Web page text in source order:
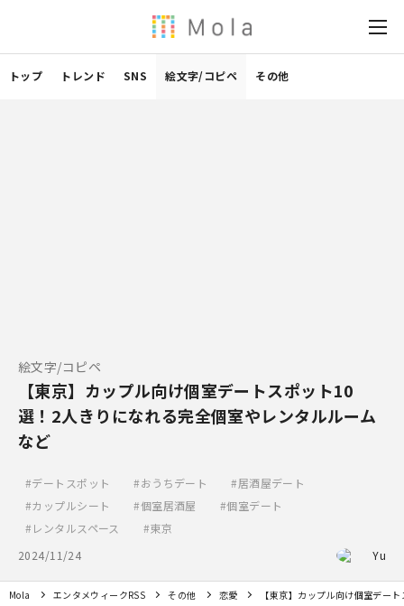
トップ トレンド SNS 絵文字/コピペ その他
絵文字/コピペ
【東京】カップル向け個室デートスポット10
選！2人きりになれる完全個室やレンタルルーム
など
デートスポット おうちデート
居酒屋デート
カップルシート
個室居酒屋
個室デート
レンタルスペース
東京
2024/11/24
Yu
Mola エンタメウィークRSS その他 恋愛 【東京】カップル向け個室デー